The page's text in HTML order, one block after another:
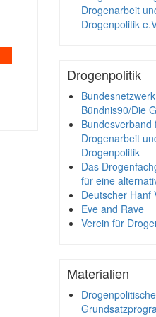
Drogenarbeit
Drogenpolitik
Drogenpolitik
Bündnis90/Die
Drogenarbeit
Drogenpolitik
Das
für eine
Deutscher Hanf
Eve and Rave
Verein für
Materialien